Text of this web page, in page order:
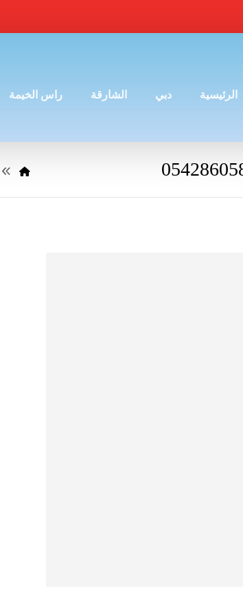
الرئيسية دبي الشارقة راس الخيمة